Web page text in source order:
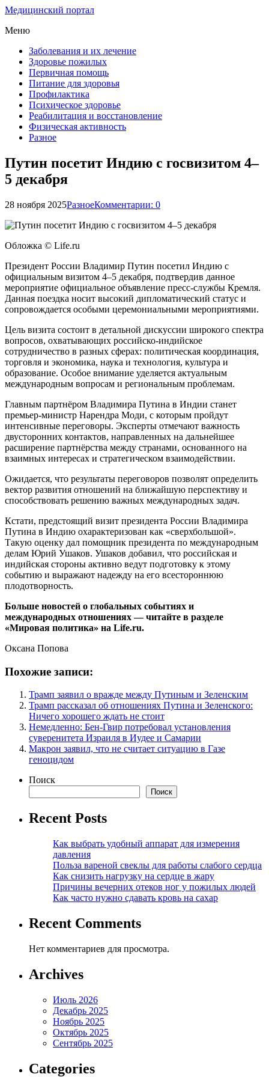
Медицинский портал
Меню
Заболевания и их лечение
Здоровье пожилых
Первичная помощь
Питание для здоровья
Профилактика
Психическое здоровье
Реабилитация и восстановление
Физическая активность
Разное
Путин посетит Индию с госвизитом 4–
5 декабря
28 ноября 2025РазноеКомментарии: 0
Обложка © Life.ru
Президент России Владимир Путин посетил Индию с
официальным визитом 4–5 декабря, подтвердив данное
мероприятие официальное объявление пресс-службы Кремля.
Данная поездка носит высокий дипломатический статус и
сопровождается особыми церемониальными мероприятиями.
Цель визита состоит в детальной дискуссии широкого спектра
вопросов, охватывающих российско-индийское
сотрудничество в разных сферах: политическая координация,
торговля и экономика, наука и технология, культура и
образование. Особое внимание уделяется актуальным
международным вопросам и региональным проблемам.
Главным партнёром Владимира Путина в Индии станет
премьер-министр Нарендра Моди, с которым пройдут
интенсивные переговоры. Эксперты отмечают важность
двусторонних контактов, направленных на дальнейшее
расширение партнёрства между странами, основанного на
взаимных интересах и стратегическом взаимодействии.
Ожидается, что результаты переговоров позволят определить
вектор развития отношений на ближайшую перспективу и
способствовать решению важных международных задач.
Кстати, предстоящий визит президента России Владимира
Путина в Индию охарактеризован как «сверхбольшой».
Такую оценку дал помощник президента по международным
делам Юрий Ушаков. Ушаков добавил, что российская и
индийская стороны активно ведут подготовку к этому
событию и выражают надежду на его всестороннюю
плодотворность.
Больше новостей о глобальных событиях и
международных отношениях — читайте в разделе
«Мировая политика» на Life.ru.
Оксана Попова
Похожие записи:
Трамп заявил о вражде между Путиным и Зеленским
Трамп рассказал об отношениях Путина и Зеленского:
Ничего хорошего ждать не стоит
Немедленно: Бен-Гвир потребовал установления
суверенитета Израиля в Иудее и Самарии
Макрон заявил, что не считает ситуацию в Газе
геноцидом
Поиск
Поиск
Recent Posts
Как выбрать удобный аппарат для измерения
давления
Польза вареной свеклы для работы слабого сердца
Как снизить нагрузку на сердце в жару
Причины вечерних отеков ног у пожилых людей
Как часто нужно сдавать кровь на сахар
Recent Comments
Нет комментариев для просмотра.
Archives
Июль 2026
Декабрь 2025
Ноябрь 2025
Октябрь 2025
Сентябрь 2025
Categories